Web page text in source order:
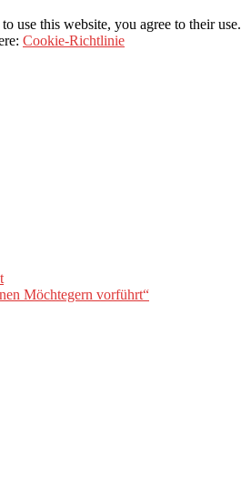
use this website, you agree to their use.
Cookie-Richtlinie
Möchtegern vorführt“